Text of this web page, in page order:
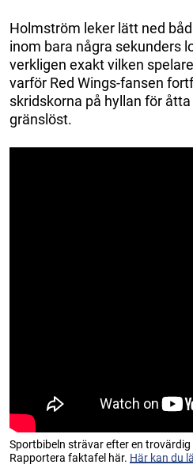
Holmström leker lätt ned
inom bara några sekunders
verkligen exakt vilken
varför Red Wings-fansen
skridskorna på hyllan för
gränslöst.
Sportbibeln strävar efter en
Rapportera faktafel här. Här kan du